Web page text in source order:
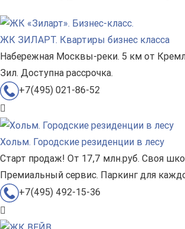
ЖК ЗИЛАРТ. Квартиры бизнес класса
Набережная Москвы-реки. 5 км от
Зил. Доступна рассрочка.
+7(495) 021-86-52
Хольм. Городские резиденции в лесу
Старт продаж! От 17,7 млн.руб. Своя
Премиальный сервис. Паркинг для
+7(495) 492-15-36